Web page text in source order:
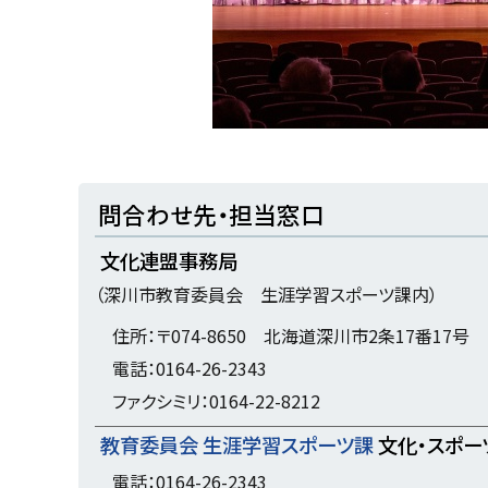
ト
ッ
プ
に
問合わせ先・担当窓口
文化連盟事務局
（深川市教育委員会 生涯学習スポーツ課内）
住所：〒074-8650 北海道深川市2条17番17号
電話：0164-26-2343
ファクシミリ：0164-22-8212
教育委員会 生涯学習スポーツ課文化・スポ
電話：0164-26-2343